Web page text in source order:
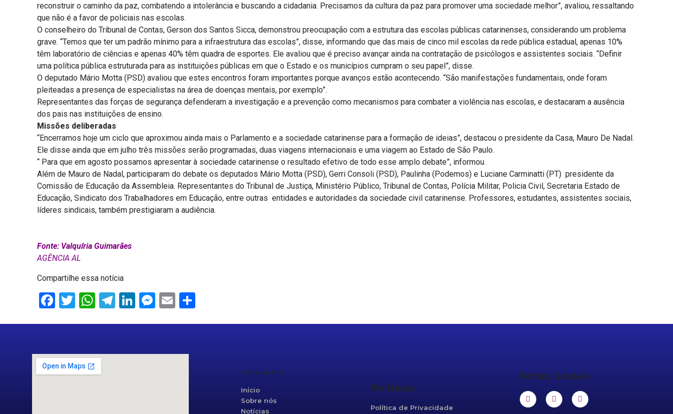
reconstruir o caminho da paz, combatendo a intolerância e buscando a cidadania. Precisamos da cultura da paz para promover uma sociedade melhor”, avaliou, ressaltando
que não é a favor de policiais nas escolas.
O conselheiro do Tribunal de Contas, Gerson dos Santos Sicca, demonstrou preocupação com a estrutura das escolas públicas catarinenses, considerando um problema
grave. “Temos que ter um padrão mínimo para a infraestrutura das escolas”, disse, informando que das mais de cinco mil escolas da rede pública estadual, apenas 10%
têm laboratório de ciências e apenas 40% têm quadra de esportes. Ele avaliou que é preciso avançar ainda na contratação de psicólogos e assistentes sociais. “Definir
uma política pública estruturada para as instituições públicas em que o Estado e os municípios cumpram o seu papel”, disse.
O deputado Mário Motta (PSD) avaliou que estes encontros foram importantes porque avanços estão acontecendo. “São manifestações fundamentais, onde foram
pleiteadas a presença de especialistas na área de doenças mentais, por exemplo”.
Representantes das forças de segurança defenderam a investigação e a prevenção como mecanismos para combater a violência nas escolas, e destacaram a ausência
dos pais nas instituições de ensino.
Missões deliberadas
“Encerramos hoje um ciclo que aproximou ainda mais o Parlamento e a sociedade catarinense para a formação de ideias”, destacou o presidente da Casa, Mauro De Nadal.
Ele disse ainda que em julho três missões serão programadas, duas viagens internacionais e uma viagem ao Estado de São Paulo.
“ Para que em agosto possamos apresentar à sociedade catarinense o resultado efetivo de todo esse amplo debate”, informou.
Além de Mauro de Nadal, participaram do debate os deputados Mário Motta (PSD), Gerri Consoli (PSD), Paulinha (Podemos) e Luciane Carminatti (PT) presidente da
Comissão de Educação da Assembleia. Representantes do Tribunal de Justiça, Ministério Público, Tribunal de Contas, Polícia Militar, Policia Civil, Secretaria Estado de
Educação, Sindicato dos Trabalhadores em Educação, entre outras entidades e autoridades da sociedade civil catarinense. Professores, estudantes, assistentes sociais,
líderes sindicais, também prestigiaram a audiência.
Fonte: Valquíria Guimarães
AGÊNCIA AL
Compartilhe essa notícia
Facebook
Twitter
WhatsApp
Telegram
LinkedIn
Messenger
Email
Mapa do site
Início
Sobre nós
Notícias
Políticas
Política de Privacidade
Redes Sociais